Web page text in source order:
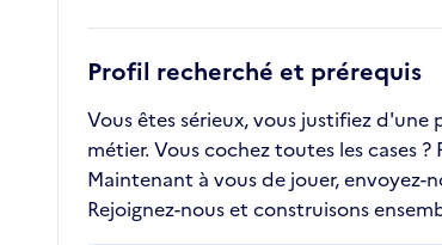
Profil recherché et prérequis
Vous êtes sérieux, vous justifiez d'une
métier. Vous cochez toutes les cases
Maintenant à vous de jouer,
Rejoignez-nous et construisons